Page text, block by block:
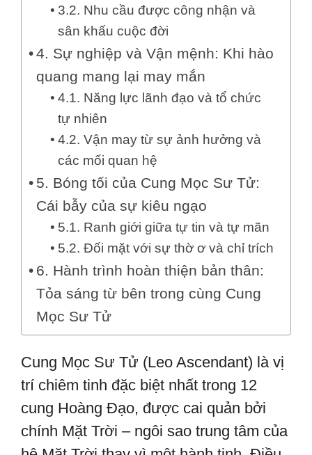
3.2. Nhu cầu được công nhận và
sân khấu cuộc đời
4. Sự nghiệp và Vận mệnh: Khi hào
quang mang lại may mắn
4.1. Năng lực lãnh đạo và tổ chức
tự nhiên
4.2. Vận may từ sự ảnh hưởng và
các mối quan hệ
5. Bóng tối của Cung Mọc Sư Tử:
Cái bẫy của sự kiêu ngạo
5.1. Ranh giới giữa tự tin và tự mãn
5.2. Đối mặt với sự thờ ơ và chỉ trích
6. Hành trình hoàn thiện bản thân:
Tỏa sáng từ bên trong cùng Cung
Mọc Sư Tử
Cung Mọc Sư Tử (Leo Ascendant) là vị
trí chiêm tinh đặc biệt nhất trong 12
cung Hoàng Đạo, được cai quản bởi
chính Mặt Trời – ngôi sao trung tâm của